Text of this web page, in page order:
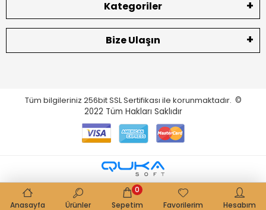
Kategoriler
Bize Ulaşın
Tüm bilgileriniz 256bit SSL Sertifikası ile korunmaktadır. ©
2022 Tüm Hakları Saklıdır
Anasayfa Ürünler Sepetim
0
Favorilerim
Hesabım